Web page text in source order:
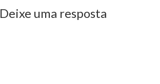
Deixe uma resposta